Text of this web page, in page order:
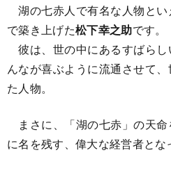
湖の七赤人で有名な人物と
で築き上げた松下幸之助です。
彼は、世の中にあるすばら
んなが喜ぶように流通させて
た人物。
まさに、「湖の七赤」の天
に名を残す、偉大な経営者とな